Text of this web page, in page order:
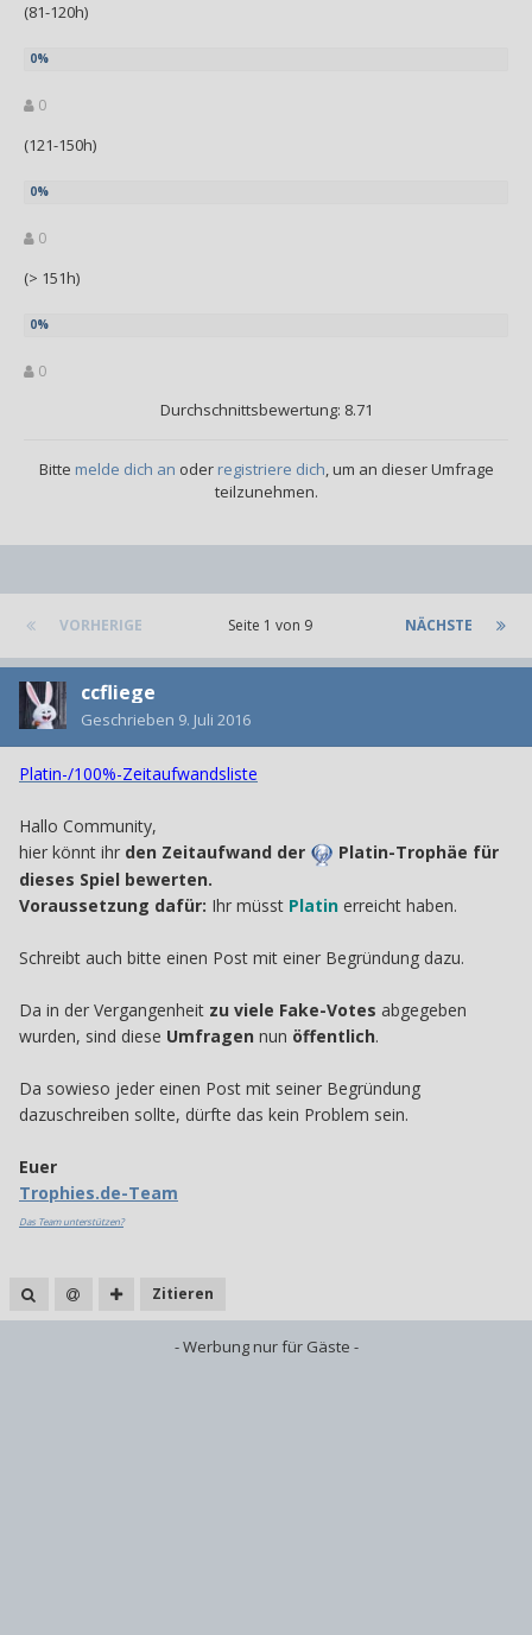
(81-120h)
0
(121-150h)
0
(> 151h)
0
Durchschnittsbewertung: 8.71
Bitte melde dich an oder registriere dich, um an dieser Umfrage
teilzunehmen.
VORHERIGE NÄCHSTE
Seite 1 von 9
ccfliege
Geschrieben 9. Juli 2016
Platin-/100%-Zeitaufwandsliste
Hallo Community,
hier könnt ihr den Zeitaufwand der
Platin-Trophäe für
dieses Spiel bewerten.
Voraussetzung dafür: Ihr müsst Platin erreicht haben.
Schreibt auch bitte einen Post mit einer Begründung dazu.
Da in der Vergangenheit zu viele Fake-Votes abgegeben
wurden, sind diese Umfragen nun öffentlich.
Da sowieso jeder einen Post mit seiner Begründung
dazuschreiben sollte, dürfte das kein Problem sein.
Euer
Trophies.de-Team
Das Team unterstützen?
Zitieren
- Werbung nur für Gäste -